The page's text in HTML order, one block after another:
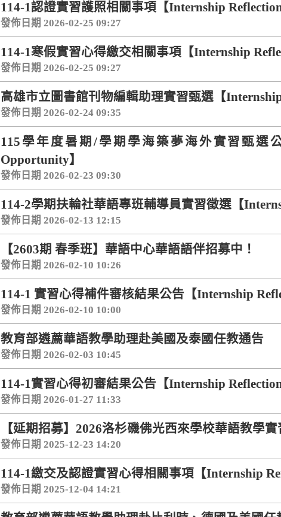
114-1認證實習護照相關事項【Internship
發佈日期 2026-02-25 09:27
114-1寒假實習心得繳交相關事項【Internship
發佈日期 2026-02-25 09:27
高雄市立圖書館刊物編輯助理實習甄選【
發佈日期 2026-02-24 09:35
115學年度暑期/學期學海築夢海外實習甄選
Opportunity】
發佈日期 2026-02-23 09:30
114-2學期扶輪社華語專班輔導員實習徵選【
發佈日期 2026-02-13 12:15
【2603期 春季班】華語中心華語語伴招募中！
發佈日期 2026-02-10 10:26
114-1 實習心得補件審核結果公告【Internship
發佈日期 2026-02-10 10:00
教育部遴薦華語教學助理赴美國及泰國任教通告
發佈日期 2026-02-03 10:45
114-1實習心得初審結果公告【Internship
發佈日期 2026-01-27 11:33
【延期招募】2026洛杉磯佛光西來學校華語教學
發佈日期 2025-12-23 14:20
114-1繳交及認證實習心得相關事項【Internship
發佈日期 2025-12-04 14:21